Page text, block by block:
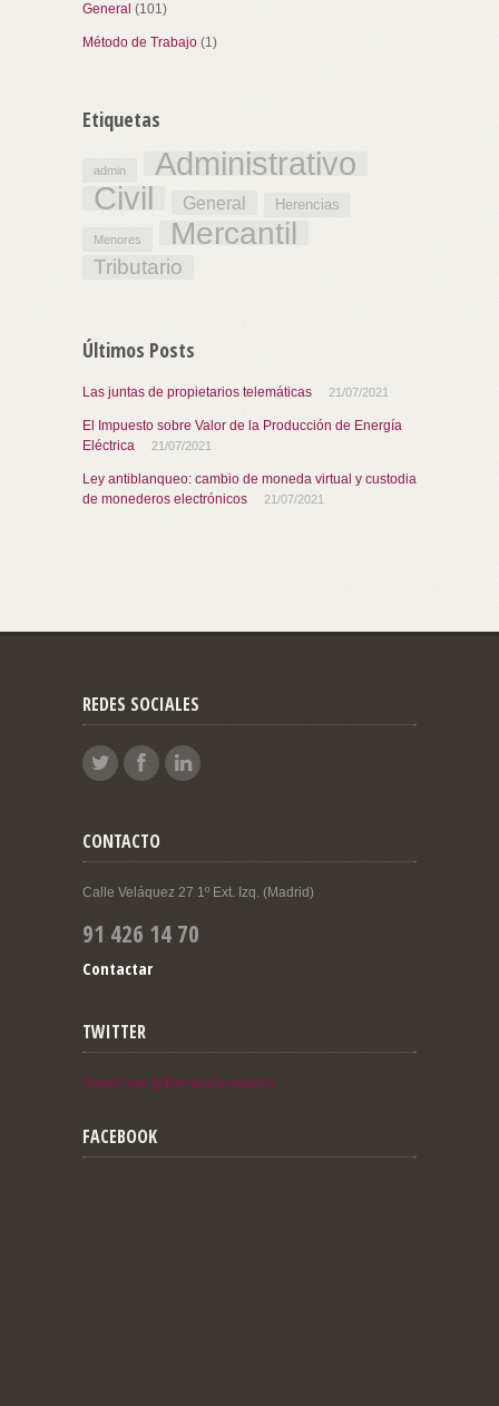
General (101)
Método de Trabajo (1)
Etiquetas
admin Administrativo
Civil General Herencias
Menores Mercantil
Tributario
Últimos Posts
Las juntas de propietarios telemáticas 21/07/2021
El Impuesto sobre Valor de la Producción de Energía
Eléctrica
21/07/2021
Ley antiblanqueo: cambio de moneda virtual y custodia
de monederos electrónicos
21/07/2021
REDES SOCIALES
CONTACTO
Calle Veláquez 27 1º Ext. Izq. (Madrid)
91 426 14 70
Contactar
TWITTER
Tweets por @BarrasaAbogados
FACEBOOK